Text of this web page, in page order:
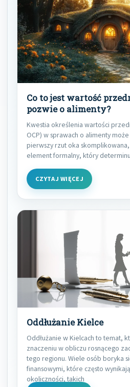
Co to jest wartość
pozwie o alimenty?
Kwestia określenia wartości
OCP) w sprawach o alimenty
pierwszy rzut oka
element formalny, który
CZYTAJ WIĘCEJ
Oddłużanie Kielce
Oddłużanie w Kielcach to temat,
znaczeniu w obliczu rosnącego
tego regionu. Wiele osób boryka
finansowymi, które często
okoliczności, takich